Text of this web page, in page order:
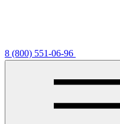
8 (800) 551-06-96